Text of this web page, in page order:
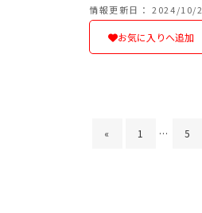
情報更新日： 2024/10/
お気に入りへ追加
« 1 … 5